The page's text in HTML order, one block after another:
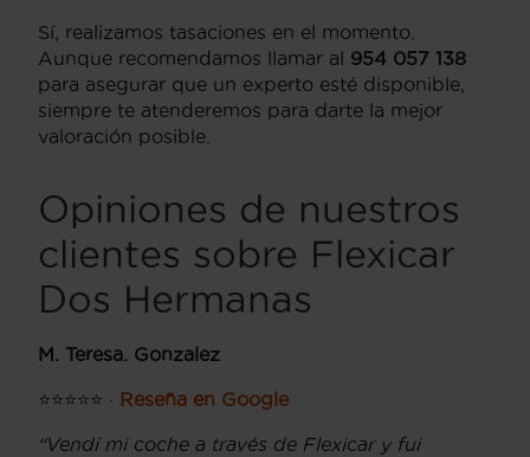
Sí, realizamos tasaciones en el momento.
Aunque recomendamos llamar al 954 057 138
para asegurar que un experto esté disponible,
siempre te atenderemos para darte la mejor
valoración posible.
Opiniones de nuestros
clientes sobre Flexicar
Dos Hermanas
M. Teresa. Gonzalez
⭐⭐⭐⭐⭐ · Reseña en Google
“Vendí mi coche a través de Flexicar y fui